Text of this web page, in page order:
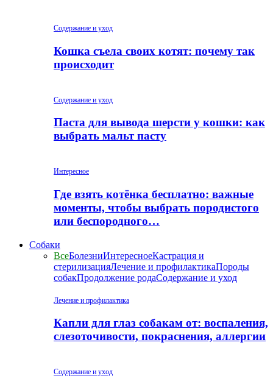
Содержание и уход
Кошка съела своих котят: почему так
происходит
Содержание и уход
Паста для вывода шерсти у кошки: как
выбрать мальт пасту
Интересное
Где взять котёнка бесплатно: важные
моменты, чтобы выбрать породистого
или беспородного…
Собаки
ВсеБолезниИнтересноеКастрация и
стерилизацияЛечение и профилактикаПороды
собакПродолжение родаСодержание и уход
Лечение и профилактика
Капли для глаз собакам от: воспаления,
слезоточивости, покраснения, аллергии
Содержание и уход